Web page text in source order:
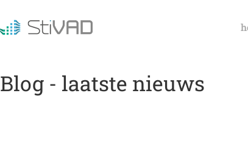
Blog - laatste nieuws